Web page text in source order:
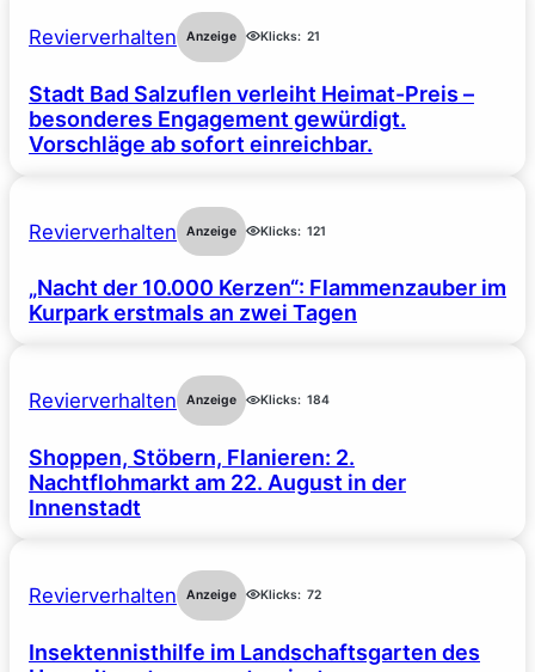
Revierverhalten Anzeige Klicks: 21
Stadt Bad Salzuflen verleiht Heimat-Preis –
besonderes Engagement gewürdigt.
Vorschläge ab sofort einreichbar.
Revierverhalten Anzeige Klicks: 121
„Nacht der 10.000 Kerzen“: Flammenzauber im
Kurpark erstmals an zwei Tagen
Revierverhalten Anzeige Klicks: 184
Shoppen, Stöbern, Flanieren: 2.
Nachtflohmarkt am 22. August in der
Innenstadt
Revierverhalten Anzeige Klicks: 72
Insektennisthilfe im Landschaftsgarten des